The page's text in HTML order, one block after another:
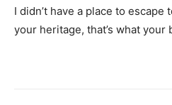
I didn’t have a place to escape
your heritage, that’s what your